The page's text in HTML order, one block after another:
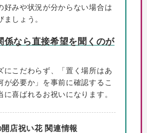
好みや状況が分からない場合は
しょう。
係なら直接希望を聞くのが
にこだわらず、「置く場所はあ
が必要か」を事前に確認するこ
に喜ばれるお祝いになります。
店祝い花 関連情報